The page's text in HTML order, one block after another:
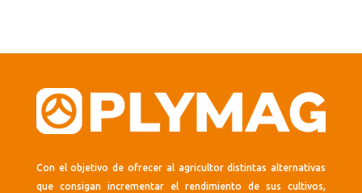
Con el objetivo de ofrecer al agricultor distintas alternativas
que consigan incrementar el rendimiento de sus cultivos,